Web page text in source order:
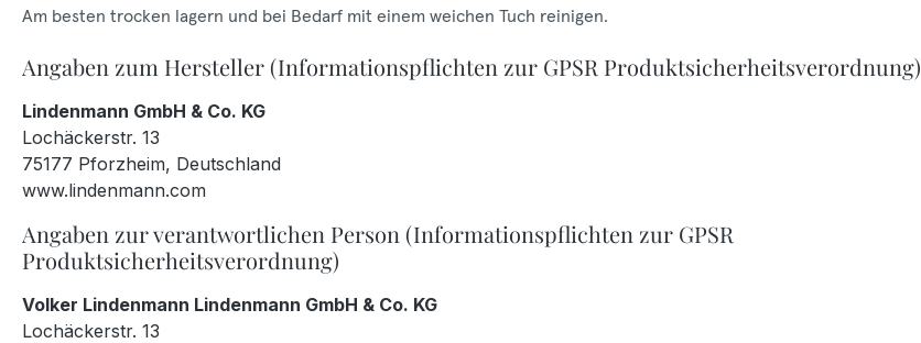
Am besten trocken lagern und bei Bedarf mit einem weichen Tuch reinigen.
Angaben zum Hersteller (Informationspflichten zur GPSR Produktsicherheitsverordnung)
Lindenmann GmbH & Co. KG
Lochäckerstr. 13
75177 Pforzheim, Deutschland
www.lindenmann.com
Angaben zur verantwortlichen Person (Informationspflichten zur GPSR
Produktsicherheitsverordnung)
Volker Lindenmann Lindenmann GmbH & Co. KG
Lochäckerstr. 13